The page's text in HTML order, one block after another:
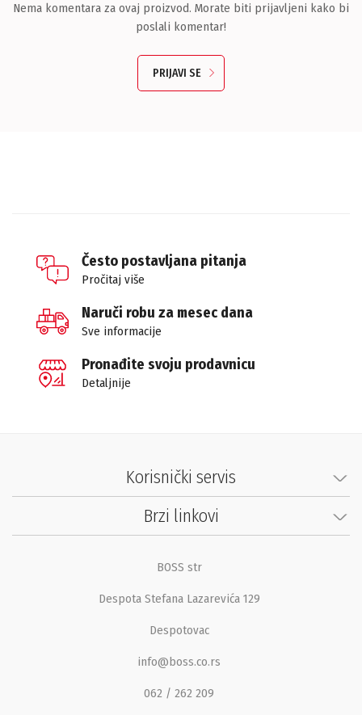
Nema komentara za ovaj proizvod. Morate biti prijavljeni kako bi
poslali komentar!
PRIJAVI SE
Često postavljana pitanja
Pročitaj više
Naruči robu za mesec dana
Sve informacije
Pronađite svoju prodavnicu
Detaljnije
Korisnički servis
Brzi linkovi
BOSS str
Despota Stefana Lazarevića 129
Despotovac
info@boss.co.rs
062 / 262 209